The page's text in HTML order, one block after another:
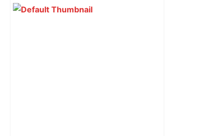
vivant avec des troubles psychiques,
des soignants et des cyclotouristes.